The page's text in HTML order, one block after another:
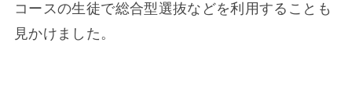
コースの生徒で総合型選抜などを利用することも
見かけました。